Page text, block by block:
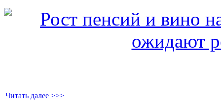
Читать далее >>>